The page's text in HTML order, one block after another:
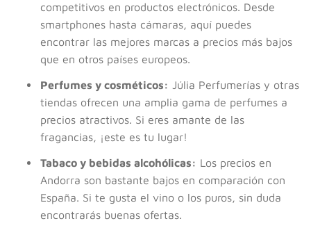
competitivos en productos electrónicos. Desde
smartphones hasta cámaras, aquí puedes
encontrar las mejores marcas a precios más bajos
que en otros países europeos.
Perfumes y cosméticos: Júlia Perfumerías y otras
tiendas ofrecen una amplia gama de perfumes a
precios atractivos. Si eres amante de las
fragancias, ¡este es tu lugar!
Tabaco y bebidas alcohólicas: Los precios en
Andorra son bastante bajos en comparación con
España. Si te gusta el vino o los puros, sin duda
encontrarás buenas ofertas.